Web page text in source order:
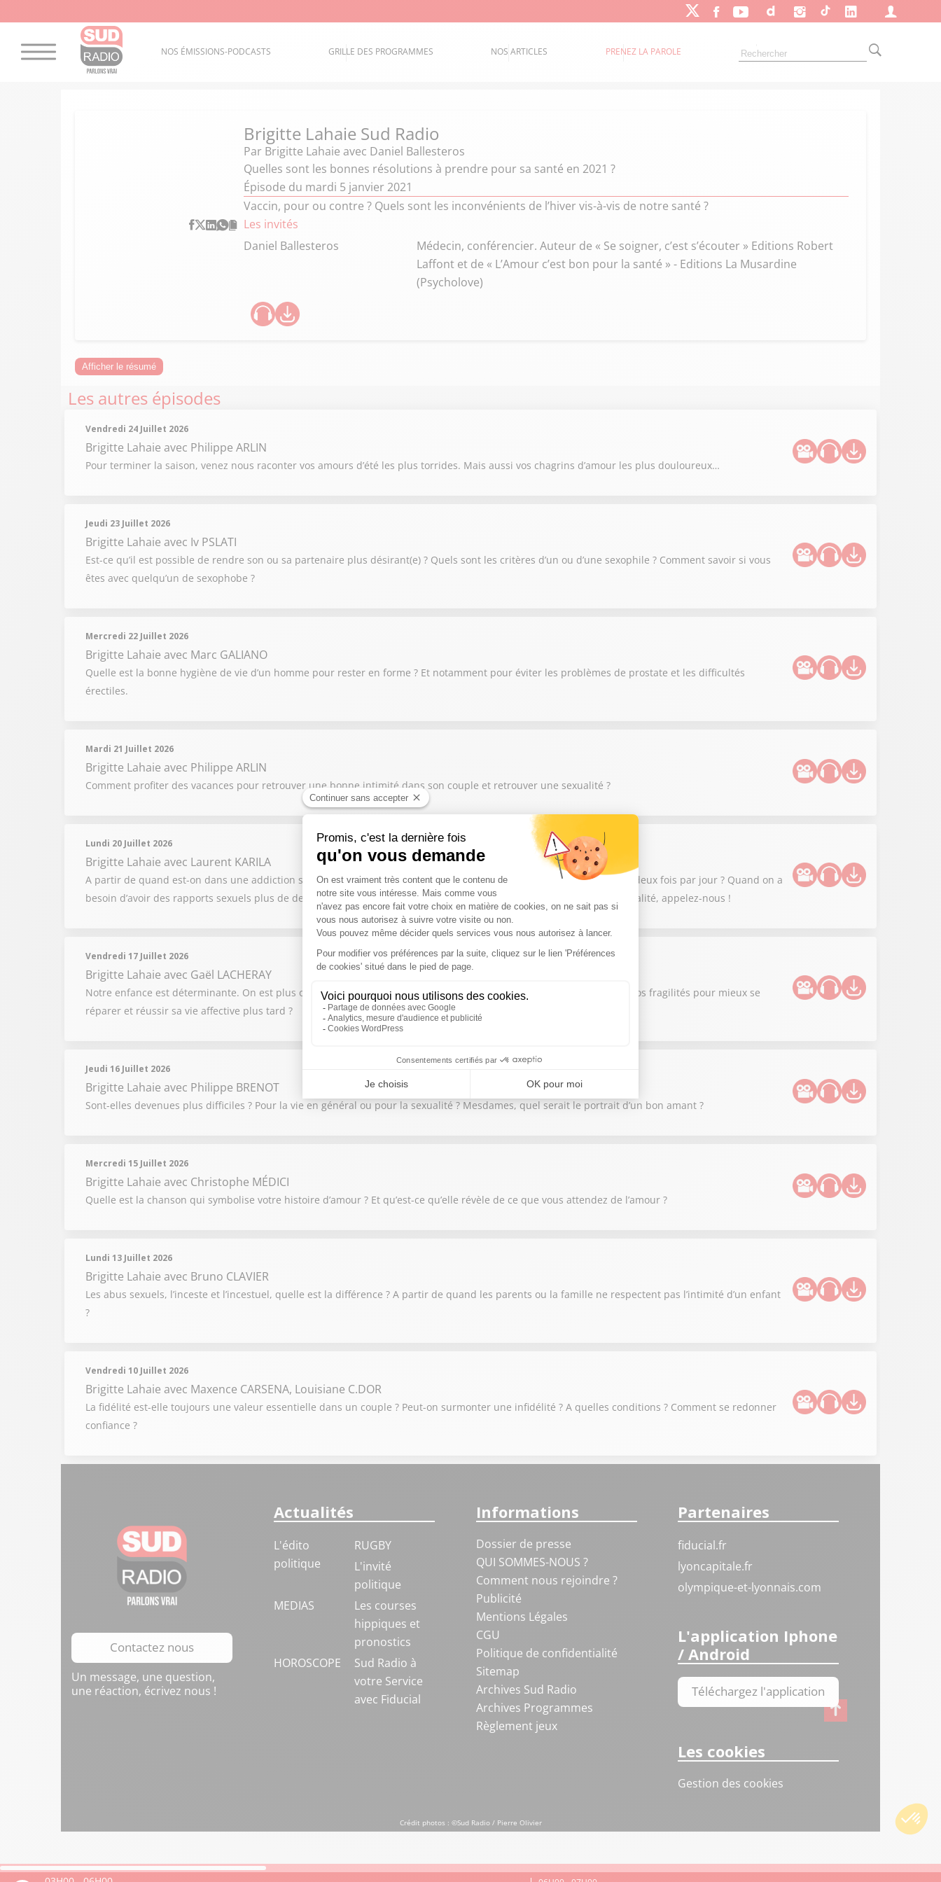
NOS ÉMISSIONS-PODCASTS GRILLE DES PROGRAMMES NOS ARTICLES PRENEZ LA PAROLE
Brigitte Lahaie Sud Radio
Par Brigitte Lahaie avec Daniel Ballesteros
Quelles sont les bonnes résolutions à prendre pour sa santé en 2021 ?
Épisode du mardi 5 janvier 2021
Vaccin, pour ou contre ? Quels sont les inconvénients de l’hiver vis-à-vis de notre santé ?
Les invités
Daniel Ballesteros
Médecin, conférencier. Auteur de « Se soigner, c’est s’écouter » Editions Robert
Laffont et de « L’Amour c’est bon pour la santé » - Editions La Musardine
(Psycholove)
Afficher le résumé
Les autres épisodes
Vendredi 24 Juillet 2026
Brigitte Lahaie avec Philippe ARLIN
Pour terminer la saison, venez nous raconter vos amours d’été les plus torrides. Mais aussi vos chagrins d’amour les plus douloureux…
Jeudi 23 Juillet 2026
Brigitte Lahaie avec Iv PSLATI
Est-ce qu’il est possible de rendre son ou sa partenaire plus désirant(e) ? Quels sont les critères d’un ou d’une sexophile ? Comment savoir si vous
êtes avec quelqu’un de sexophobe ?
Mercredi 22 Juillet 2026
Brigitte Lahaie avec Marc GALIANO
Quelle est la bonne hygiène de vie d’un homme pour rester en forme ? Et notamment pour éviter les problèmes de prostate et les difficultés
érectiles.
Mardi 21 Juillet 2026
Brigitte Lahaie avec Philippe ARLIN
Comment profiter des vacances pour retrouver une bonne intimité dans son couple et retrouver une sexualité ?
Lundi 20 Juillet 2026
Brigitte Lahaie avec Laurent KARILA
A partir de quand est-on dans une addiction sexuelle ? Quand on ne pense qu’à ça ? Quand on se masturbe plus de deux fois par jour ? Quand on a
besoin d’avoir des rapports sexuels plus de deux fois par semaine ? Si vous avez un doute sur votre rapport à la sexualité, appelez-nous !
Vendredi 17 Juillet 2026
Brigitte Lahaie avec Gaël LACHERAY
Notre enfance est déterminante. On est plus ou moins construit ou déconstruit ! Comment comprendre nos failles, nos fragilités pour mieux se
réparer et réussir sa vie affective plus tard ?
Jeudi 16 Juillet 2026
Brigitte Lahaie avec Philippe BRENOT
Sont-elles devenues plus difficiles ? Pour la vie en général ou pour la sexualité ? Mesdames, quel serait le portrait d’un bon amant ?
Mercredi 15 Juillet 2026
Brigitte Lahaie avec Christophe MÉDICI
Quelle est la chanson qui symbolise votre histoire d’amour ? Et qu’est-ce qu’elle révèle de ce que vous attendez de l’amour ?
Lundi 13 Juillet 2026
Brigitte Lahaie avec Bruno CLAVIER
Les abus sexuels, l’inceste et l’incestuel, quelle est la différence ? A partir de quand les parents ou la famille ne respectent pas l’intimité d’un enfant
?
Vendredi 10 Juillet 2026
Brigitte Lahaie avec Maxence CARSENA, Louisiane C.DOR
La fidélité est-elle toujours une valeur essentielle dans un couple ? Peut-on surmonter une infidélité ? A quelles conditions ? Comment se redonner
confiance ?
Contactez nous
Un message, une question,
une réaction, écrivez nous !
Actualités
L'édito
politique
RUGBY
L'invité
politique
MEDIAS
Les courses
hippiques et
pronostics
HOROSCOPE
Sud Radio à
votre Service
avec Fiducial
Informations
Dossier de presse
QUI SOMMES-NOUS ?
Comment nous rejoindre ?
Publicité
Mentions Légales
CGU
Politique de confidentialité
Sitemap
Archives Sud Radio
Archives Programmes
Règlement jeux
Partenaires
fiducial.fr
lyoncapitale.fr
olympique-et-lyonnais.com
L'application Iphone
/ Android
Téléchargez l'application
Les cookies
Gestion des cookies
Crédit photos : ©Sud Radio / Pierre Olivier